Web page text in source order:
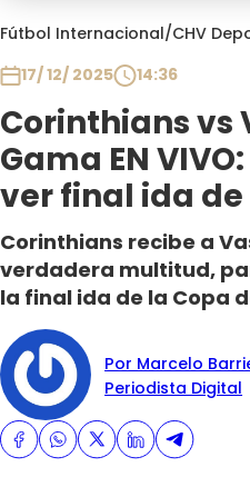
Fútbol Internacional/CHV
17/ 12/ 2025
14:36
Corinthians vs
Gama EN
ver final ida de
Corinthians recibe a
verdadera multitud,
la final ida de la Copa
Por Marcelo
Periodista Digital
Programas
Club De La Comedia
Contigo en Directo
Plan Perfecto
El Tiempo
Sabingo